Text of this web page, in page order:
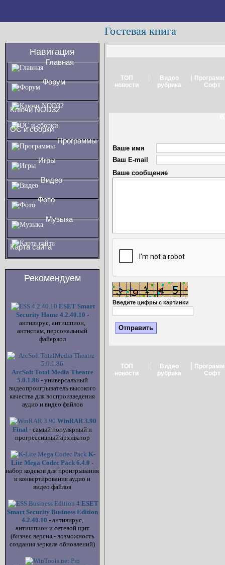
Гостевая книга
Навигация
Главная
Форум
Ключи NOD32
ОС и сборки
Программы
Игры
Видео
Фото
Музыка
Карта сайта
Рекомендуем
ESET Smart
Security Home 4.2.40.10 -
антивирус, антишпион,
антиспам, персональный
файервол
ArcSoft Total Media Theatre
5.0.1.86 - универсальный
видеопроигрыватель высокого
качества для воспроизведения
аудио и видео файлов
WinRAR 3.90
Final - самый популярный и
прогрессивный архиватор
K-
Lite Mega Codec Pack 6.4.0 -
набор кодеков для проигрывания
и конвертирования аудио и
видео файлов
ESET
Smart Security Business Edition
4.2.40.10 - антивирус,
антишпион и сетевой щит
(бизнес версия - возможность
создания зеркала обновлений)
ТОП
новости
|
Видео
рубрика
|
Софт
Ваше имя
Ваш E-mail
Ваше сообщение
Введите цифры с картинки
ТОП
новости
|
Видео
рубрика
|
Софт